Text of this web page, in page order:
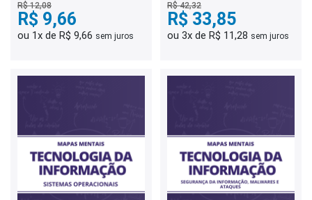
R$ 12,08
R$ 9,66
ou 1x de R$ 9,66 sem juros
R$ 42,32
R$ 33,85
ou 3x de R$ 11,28 sem juros